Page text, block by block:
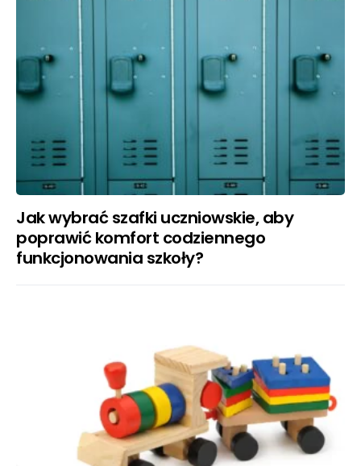
Jak wybrać szafki uczniowskie, aby
poprawić komfort codziennego
funkcjonowania szkoły?